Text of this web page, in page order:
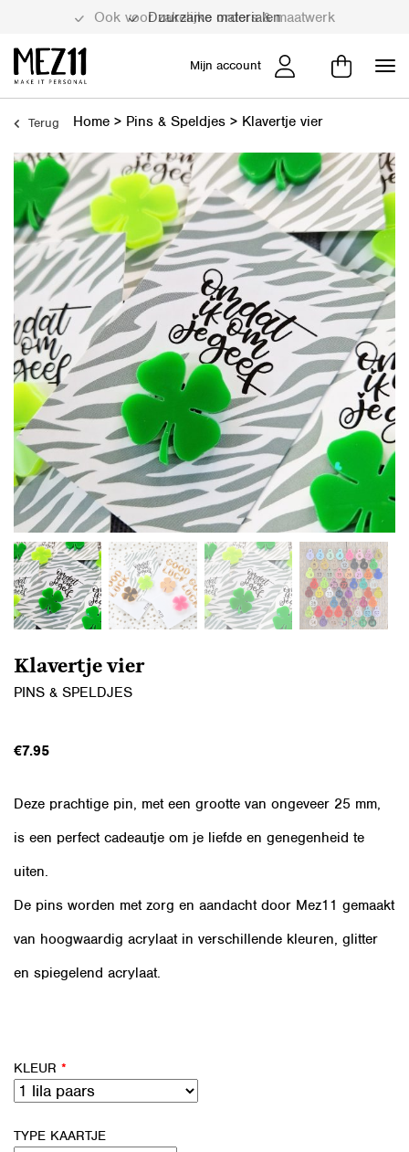
Duurzame materialen
Mijn account
Terug Home > Pins & Speldjes > Klavertje vier
Klavertje vier
PINS & SPELDJES
€7.95
Deze prachtige pin, met een grootte van ongeveer 25 mm,
is een perfect cadeautje om je liefde en genegenheid te
uiten.
De pins worden met zorg en aandacht door Mez11 gemaakt
van hoogwaardig acrylaat in verschillende kleuren, glitter
en spiegelend acrylaat.
KLEUR *
TYPE KAARTJE